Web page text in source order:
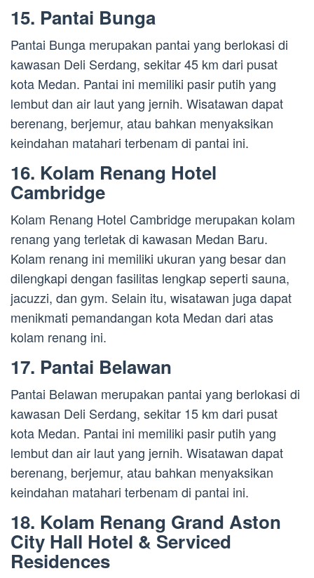
15. Pantai Bunga
Pantai Bunga merupakan pantai yang berlokasi di
kawasan Deli Serdang, sekitar 45 km dari pusat
kota Medan. Pantai ini memiliki pasir putih yang
lembut dan air laut yang jernih. Wisatawan dapat
berenang, berjemur, atau bahkan menyaksikan
keindahan matahari terbenam di pantai ini.
16. Kolam Renang Hotel
Cambridge
Kolam Renang Hotel Cambridge merupakan kolam
renang yang terletak di kawasan Medan Baru.
Kolam renang ini memiliki ukuran yang besar dan
dilengkapi dengan fasilitas lengkap seperti sauna,
jacuzzi, dan gym. Selain itu, wisatawan juga dapat
menikmati pemandangan kota Medan dari atas
kolam renang ini.
17. Pantai Belawan
Pantai Belawan merupakan pantai yang berlokasi di
kawasan Deli Serdang, sekitar 15 km dari pusat
kota Medan. Pantai ini memiliki pasir putih yang
lembut dan air laut yang jernih. Wisatawan dapat
berenang, berjemur, atau bahkan menyaksikan
keindahan matahari terbenam di pantai ini.
18. Kolam Renang Grand Aston
City Hall Hotel & Serviced
Residences